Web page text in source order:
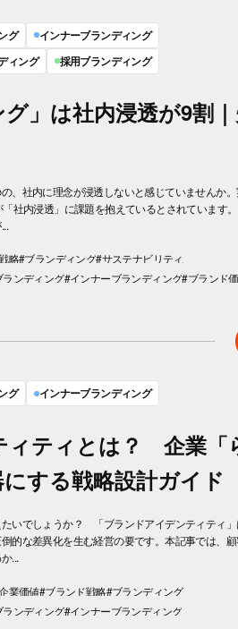
グ
インナーブランディング
ィング
採用ブランディング
グ」は社内浸透が9割
、社内に理念が浸透しないと感じていませんか。
社内浸透」に課題を抱えているとされています
略#ブランディング#サステナビリティ
ンディング#インナーブランディング#ブランド
グ インナーブランディング
ィティとは？ 企業「
する戦略設計ガイド
いでしょうか？ 「ブランドアイデンティティ
的な差異化を生む経営の要です。本記事では、
...
業価値#ブランド戦略#ブランディング
ンディング#インナーブランディング